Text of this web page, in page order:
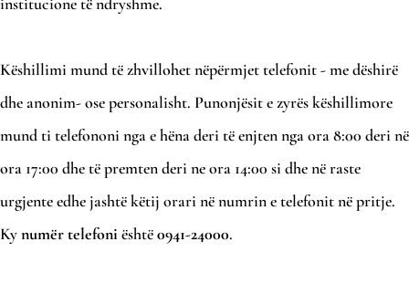
Këshillimi mund të zhvillohet nëpërmjet telefonit - me dëshirë
dhe anonim- ose personalisht. Punonjësit e zyrës këshillimore
mund ti telefononi nga e hëna deri të enjten nga ora 8:00 deri në
ora 17:00 dhe të premten deri ne ora 14:00 si dhe në raste
urgjente edhe jashtë këtij orari në numrin e telefonit në pritje.
Kynumër telefoni është0941-24000.